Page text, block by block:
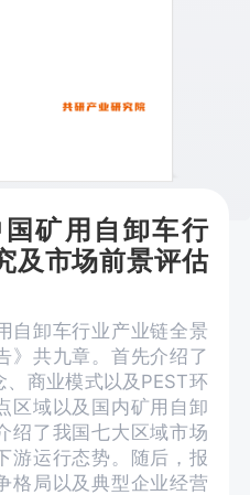
矿用自卸车行
及市场前景评估
自卸车行业产业链全景
》共九章。首先介绍了
商业模式以及PEST环
区域以及国内矿用自卸
绍了我国七大区域市场
游运行态势。随后，报
格局以及典型企业经营